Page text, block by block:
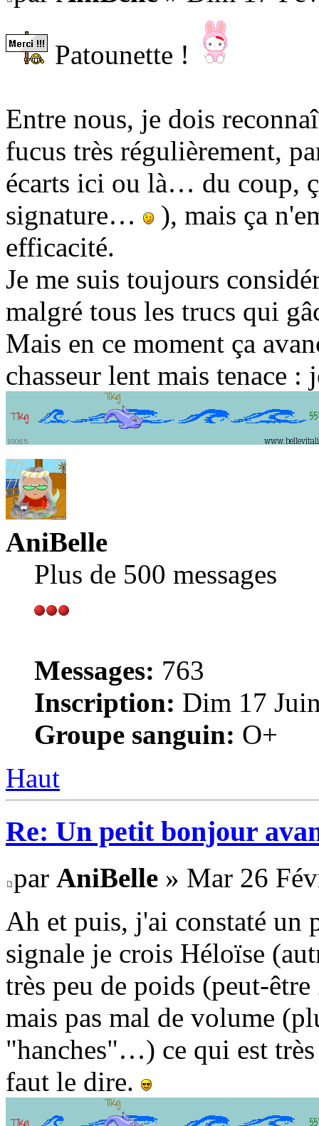
Patounette !
Entre nous, je dois
fucus très régulièrement,
écarts ici ou là… du coup,
signature…
), mais ça
efficacité.
Je me suis toujours
malgré tous les trucs qui
Mais en ce moment ça
chasseur lent mais tenace
AniBelle
Plus de 500 messages
Messages: 763
Inscription: Dim 17
Groupe sanguin: O+
Haut
Re: Un petit bonjour
par AniBelle » Mar 26
Ah et puis, j'ai constaté un
signale je crois Héloïse
très peu de poids (peut-
mais pas mal de volume
"hanches"…) ce qui est
faut le dire.